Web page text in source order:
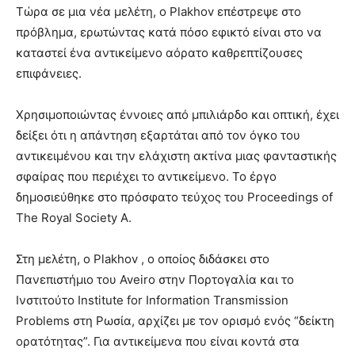
Τώρα σε μια νέα μελέτη, ο Plakhov επέστρεψε στο
πρόβλημα, ερωτώντας κατά πόσο εφικτό είναι στο να
καταστεί ένα αντικείμενο αόρατο καθρεπτίζουσες
επιφάνειες.
Χρησιμοποιώντας έννοιες από μπιλιάρδο και οπτική, έχει
δείξει ότι η απάντηση εξαρτάται από τον όγκο του
αντικειμένου και την ελάχιστη ακτίνα μιας φανταστικής
σφαίρας που περιέχει το αντικείμενο. Το έργο
δημοσιεύθηκε στο πρόσφατο τεύχος του Proceedings of
The Royal Society A.
Στη μελέτη, ο Plakhov , ο οποίος διδάσκει στο
Πανεπιστήμιο του Aveiro στην Πορτογαλία και το
Ινστιτούτο Institute for Information Transmission
Problems στη Ρωσία, αρχίζει με τον ορισμό ενός “δείκτη
ορατότητας”. Για αντικείμενα που είναι κοντά στα